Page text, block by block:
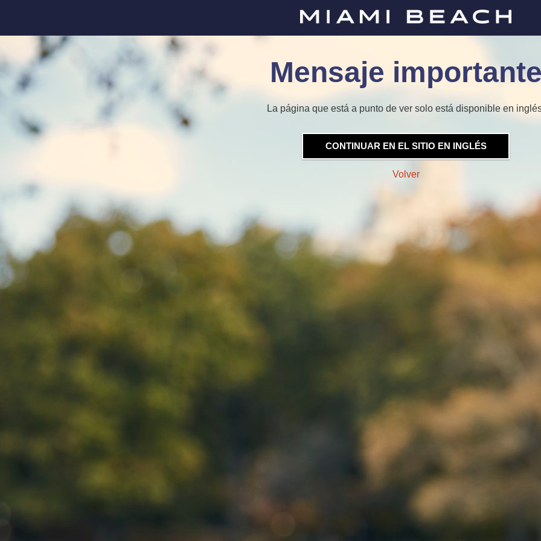
Mensaje
La página que está a punto de ver solo está disponible en
CONTINUAR EN EL SITIO EN INGLÉS
Volver